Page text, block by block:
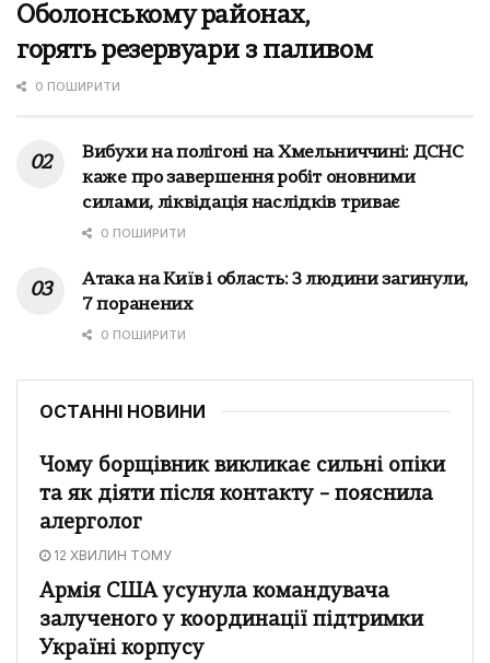
Оболонському районах,
горять резервуари з паливом
0 ПОШИРИТИ
Вибухи на полігоні на Хмельниччині: ДСНС
каже про завершення робіт оновними
силами, ліквідація наслідків триває
0 ПОШИРИТИ
Атака на Київ і область: 3 людини загинули,
7 поранених
0 ПОШИРИТИ
ОСТАННІ НОВИНИ
Чому борщівник викликає сильні опіки
та як діяти після контакту – пояснила
алерголог
12 ХВИЛИН ТОМУ
Армія США усунула командувача
залученого у координації підтримки
Україні корпусу